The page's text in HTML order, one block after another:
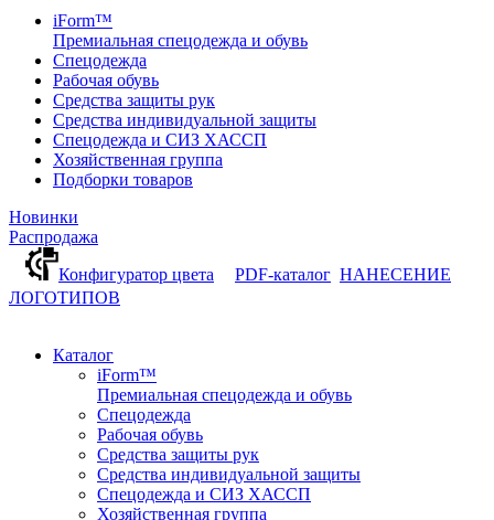
iForm™
Премиальная спецодежда и обувь
Спецодежда
Рабочая обувь
Средства защиты рук
Средства индивидуальной защиты
Спецодежда и СИЗ ХАССП
Хозяйственная группа
Подборки товаров
Новинки
Распродажа
Конфигуратор цвета
PDF-каталог НАНЕСЕНИЕ
ЛОГОТИПОВ
Каталог
iForm™
Премиальная спецодежда и обувь
Спецодежда
Рабочая обувь
Средства защиты рук
Средства индивидуальной защиты
Спецодежда и СИЗ ХАССП
Хозяйственная группа